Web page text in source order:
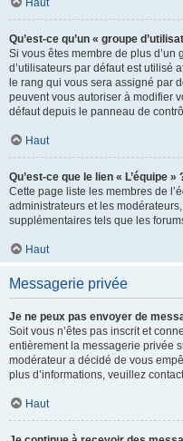
Haut
Qu’est-ce qu’un « groupe
Si vous êtes membre de plus d’un
d’utilisateurs par défaut est utilisé
le rang qui vous sera assigné par
peuvent vous autoriser à modifier
défaut depuis le panneau de
Haut
Qu’est-ce que le lien « L’équipe »
Cette page liste les membres de
administrateurs et les
supplémentaires tels que les
Haut
Messagerie privée
Je ne peux pas envoyer de
Soit vous n’êtes pas inscrit et
entièrement la messagerie privée
modérateur a décidé de vous
plus d’informations, veuillez
Haut